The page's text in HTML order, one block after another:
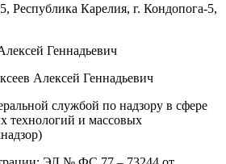
Республика Карелия, г. Кондопога-5,
Геннадьевич
Алексей Геннадьевич
службой по надзору в сфере
технологий и массовых